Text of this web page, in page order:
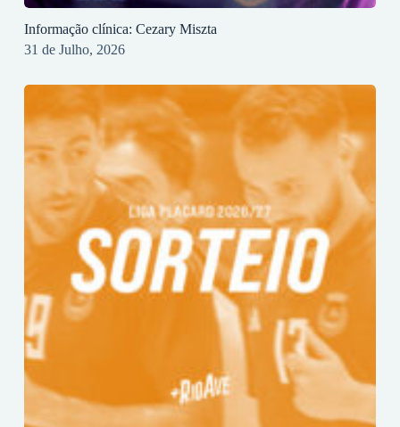
Informação clínica: Cezary Miszta
31 de Julho, 2026